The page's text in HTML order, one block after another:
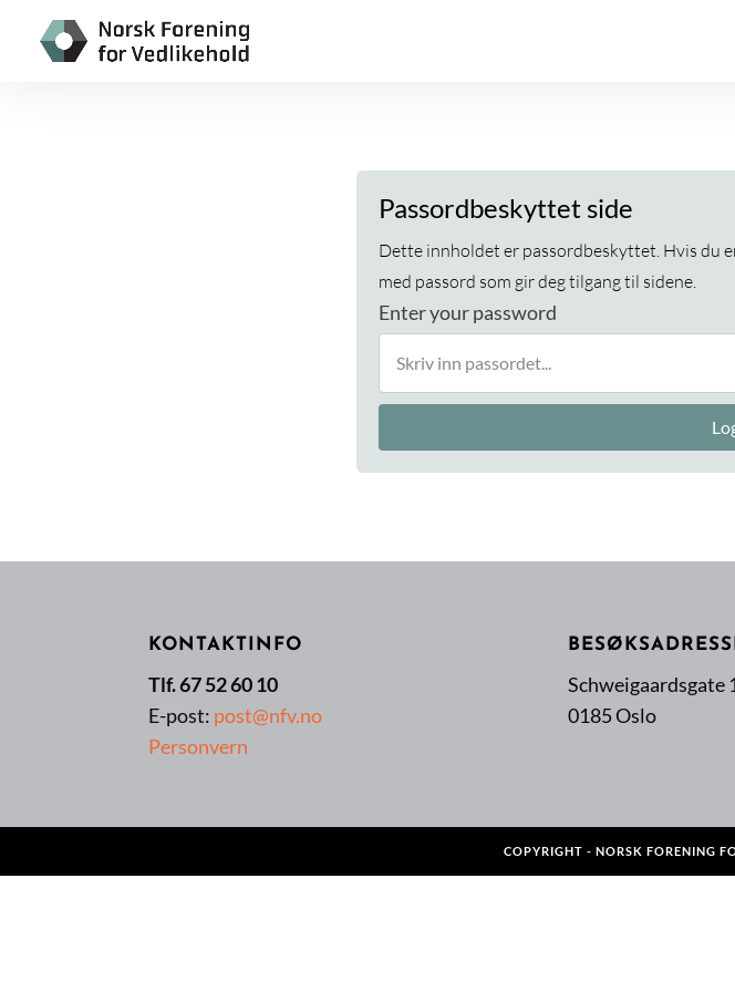
Passordbeskyttet side
Dette innholdet er passordbeskyttet. Hvis du
med passord som gir deg tilgang til sidene.
Enter your password
KONTAKTINFO
Tlf. 67 52 60 10
E-post: post@nfv.no
Personvern
Schweigaardsgate
0185 Oslo
COPYRIGHT - NORSK FORENING